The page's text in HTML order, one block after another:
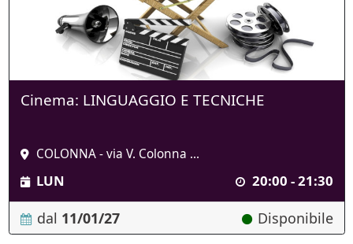
Cinema: LINGUAGGIO E TECNICHE
COLONNA - via V. Colonna ...
LUN 20:00 - 21:30
dal 11/01/27 Disponibile